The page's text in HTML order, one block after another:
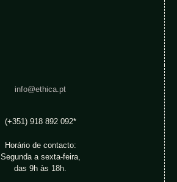
info@ethica.pt
(+351) 918 892 092*
Horário de contacto:
Segunda a sexta-feira,
das 9h às 18h.